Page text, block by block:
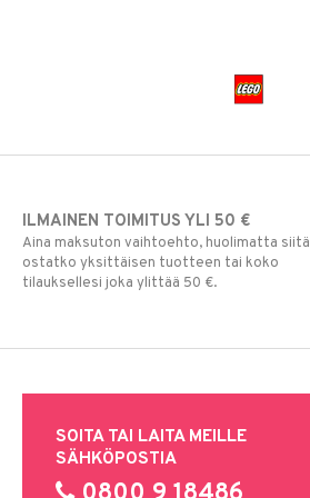
ILMAINEN TOIMITUS YLI 50 €
Aina maksuton vaihtoehto, huolimatta siitä
ostatko yksittäisen tuotteen tai koko
tilauksellesi joka ylittää 50 €.
SOITA TAI LAITA MEILLE
SÄHKÖPOSTIA